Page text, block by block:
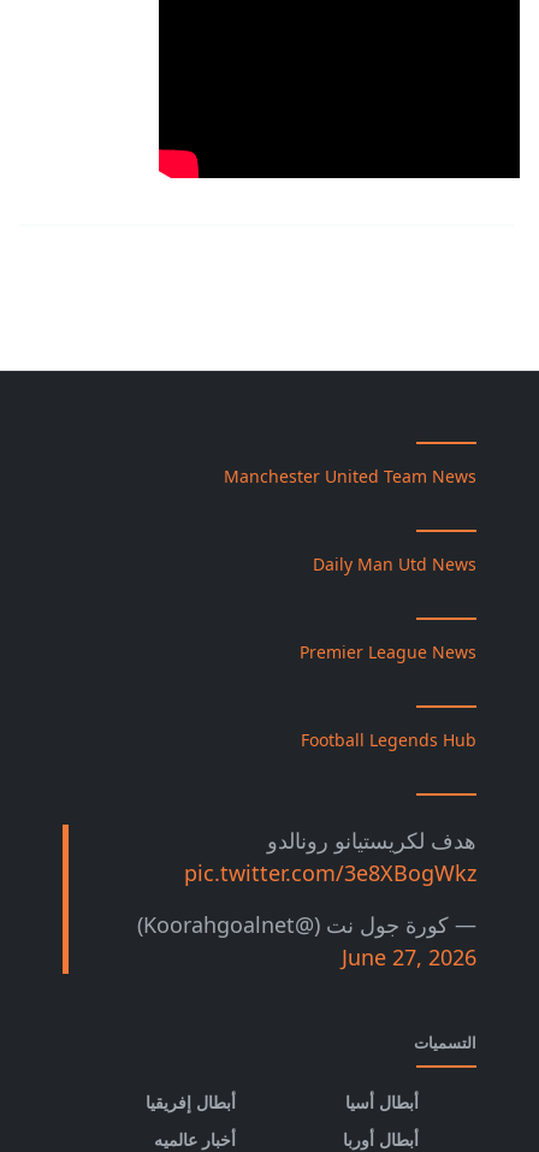
Manchester United Team News
Daily Man Utd News
Premier League News
Football Legends Hub
هدف لكريستيانو رونالدو
pic.twitter.com/3e8XBogWkz
— كورة جول نت (@Koorahgoalnet)
June 27, 2026
التسميات
أبطال أسيا
أبطال إفريقيا
أبطال أوربا
أخبار عالميه